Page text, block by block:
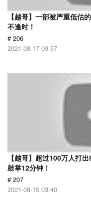
【越哥】一部被严重低估
不逢时！
# 206
2021-08-17 09:57
【越哥】超过100万人打
鼓掌12分钟！
# 207
2021-08-15 03:40